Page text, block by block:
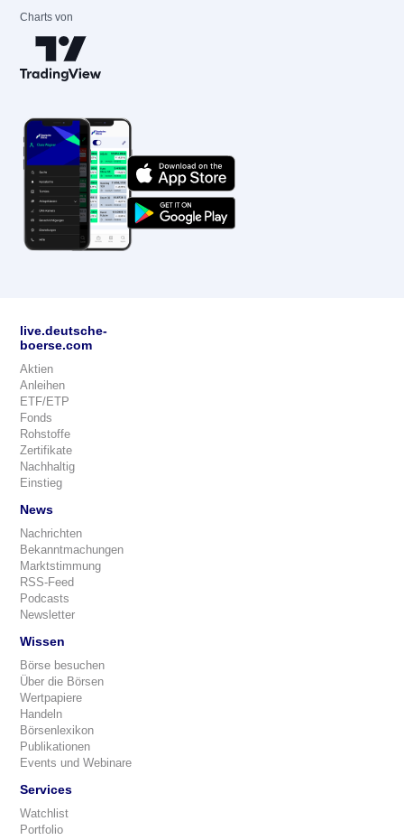
Charts von
live.deutsche-
boerse.com
Aktien
Anleihen
ETF/ETP
Fonds
Rohstoffe
Zertifikate
Nachhaltig
Einstieg
News
Nachrichten
Bekanntmachungen
Marktstimmung
RSS-Feed
Podcasts
Newsletter
Wissen
Börse besuchen
Über die Börsen
Wertpapiere
Handeln
Börsenlexikon
Publikationen
Events und Webinare
Services
Watchlist
Portfolio